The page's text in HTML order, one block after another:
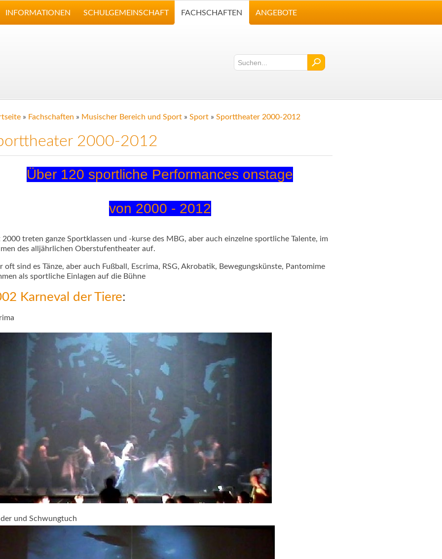
INFORMATIONEN SCHULGEMEINSCHAFT FACHSCHAFTEN ANGEBOTE
» Fachschaften » Musischer Bereich und Sport » Sport » Sporttheater 2000-2012
2000-2012
Über 120 sportliche Performances onstage
von 2000 - 2012
2000 treten ganze Sportklassen und -kurse des MBG, aber auch einzelne sportliche Talente, im
des alljährlichen Oberstufentheater auf.
oft sind es Tänze, aber auch Fußball, Escrima, RSG, Akrobatik, Bewegungskünste, Pantomime
als sportliche Einlagen auf die Bühne
Karneval der Tiere:
und Schwungtuch